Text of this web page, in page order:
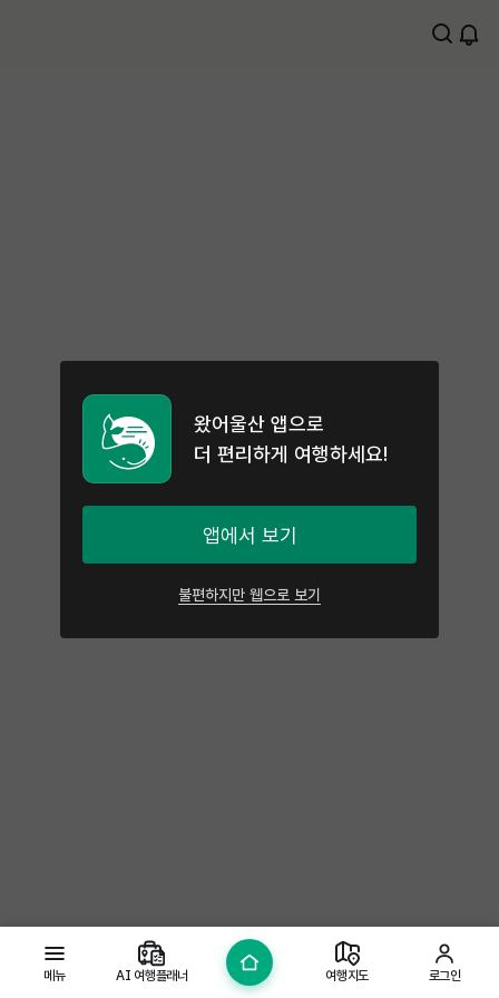
메뉴 AI 여행플래너 여행지도 로그인
왔어울산 앱으로
더 편리하게 여행하세요!
앱에서 보기
불편하지만 웹으로 보기